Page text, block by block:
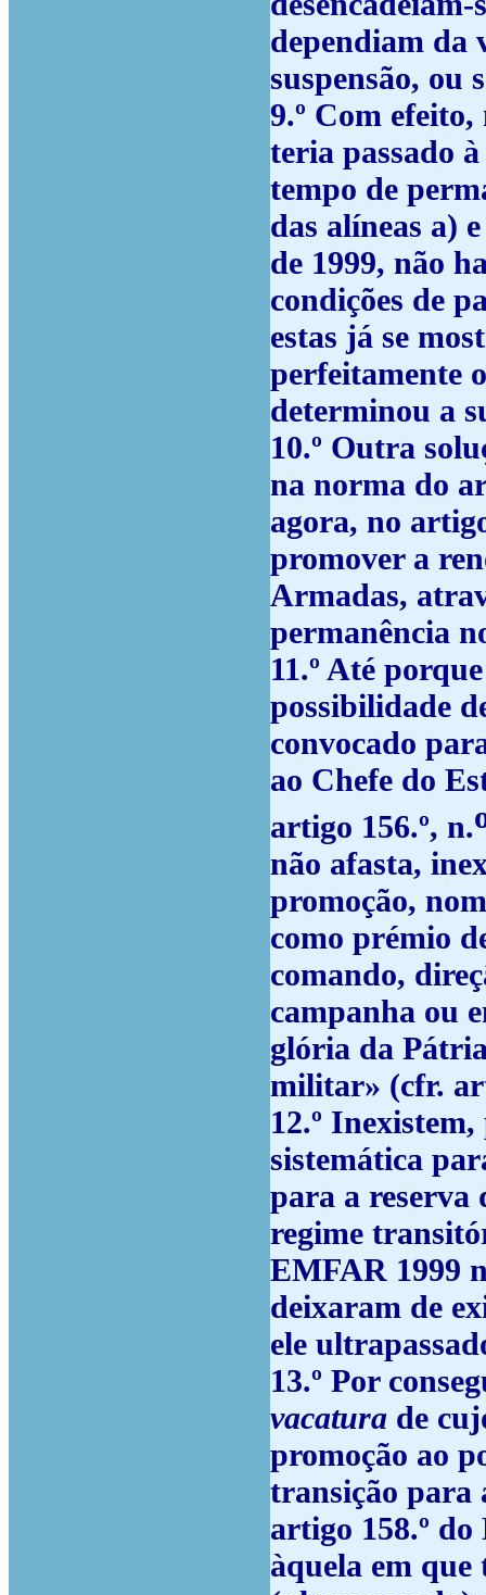
dependiam da
suspensão, ou
9.º Com efeito,
teria passado
tempo de
das alíneas a)
de 1999, não
condições de
estas já se
perfeitamente
determinou a
10.º Outra
na norma do
agora, no
promover a
Armadas,
permanência
11.º Até
possibilidade
convocado
ao Chefe do
artigo 156.º, n.
não afasta,
promoção,
como prémio
comando,
campanha ou
glória da
militar» (cfr.
12.º Inexistem,
sistemática
para a reserva
regime
EMFAR 1999
deixaram de
ele
13.º Por
vacatura de
promoção ao
transição para
artigo 158.º
àquela em